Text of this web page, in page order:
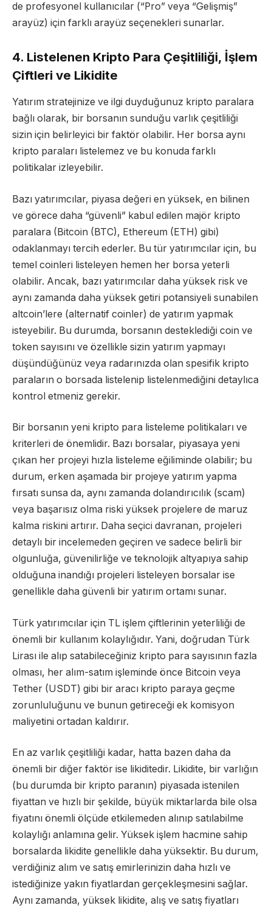
de profesyonel kullanıcılar (“Pro” veya “Gelişmiş”
arayüz) için farklı arayüz seçenekleri sunarlar.
4. Listelenen Kripto Para Çeşitliliği, İşlem
Çiftleri ve Likidite
Yatırım stratejinize ve ilgi duyduğunuz kripto paralara
bağlı olarak, bir borsanın sunduğu varlık çeşitliliği
sizin için belirleyici bir faktör olabilir. Her borsa aynı
kripto paraları listelemez ve bu konuda farklı
politikalar izleyebilir.
Bazı yatırımcılar, piyasa değeri en yüksek, en bilinen
ve görece daha “güvenli” kabul edilen majör kripto
paralara (Bitcoin (BTC), Ethereum (ETH) gibi)
odaklanmayı tercih ederler. Bu tür yatırımcılar için, bu
temel coinleri listeleyen hemen her borsa yeterli
olabilir. Ancak, bazı yatırımcılar daha yüksek risk ve
aynı zamanda daha yüksek getiri potansiyeli sunabilen
altcoin’lere (alternatif coinler) de yatırım yapmak
isteyebilir. Bu durumda, borsanın desteklediği coin ve
token sayısını ve özellikle sizin yatırım yapmayı
düşündüğünüz veya radarınızda olan spesifik kripto
paraların o borsada listelenip listelenmediğini detaylıca
kontrol etmeniz gerekir.
Bir borsanın yeni kripto para listeleme politikaları ve
kriterleri de önemlidir. Bazı borsalar, piyasaya yeni
çıkan her projeyi hızla listeleme eğiliminde olabilir; bu
durum, erken aşamada bir projeye yatırım yapma
fırsatı sunsa da, aynı zamanda dolandırıcılık (scam)
veya başarısız olma riski yüksek projelere de maruz
kalma riskini artırır. Daha seçici davranan, projeleri
detaylı bir incelemeden geçiren ve sadece belirli bir
olgunluğa, güvenilirliğe ve teknolojik altyapıya sahip
olduğuna inandığı projeleri listeleyen borsalar ise
genellikle daha güvenli bir yatırım ortamı sunar.
Türk yatırımcılar için TL işlem çiftlerinin yeterliliği de
önemli bir kullanım kolaylığıdır. Yani, doğrudan Türk
Lirası ile alıp satabileceğiniz kripto para sayısının fazla
olması, her alım-satım işleminde önce Bitcoin veya
Tether (USDT) gibi bir aracı kripto paraya geçme
zorunluluğunu ve bunun getireceği ek komisyon
maliyetini ortadan kaldırır.
En az varlık çeşitliliği kadar, hatta bazen daha da
önemli bir diğer faktör ise likiditedir. Likidite, bir varlığın
(bu durumda bir kripto paranın) piyasada istenilen
fiyattan ve hızlı bir şekilde, büyük miktarlarda bile olsa
fiyatını önemli ölçüde etkilemeden alınıp satılabilme
kolaylığı anlamına gelir. Yüksek işlem hacmine sahip
borsalarda likidite genellikle daha yüksektir. Bu durum,
verdiğiniz alım ve satış emirlerinizin daha hızlı ve
istediğinize yakın fiyatlardan gerçekleşmesini sağlar.
Aynı zamanda, yüksek likidite, alış ve satış fiyatları